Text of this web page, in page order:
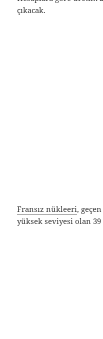
çıkacak.
Fransız nükleeri,
yüksek seviyesi olan 39